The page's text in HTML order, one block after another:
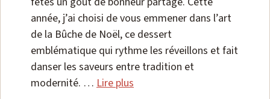
année, j’ai choisi de vous emmener dans l’art
de la Bûche de Noël, ce dessert
emblématique qui rythme les réveillons et fait
danser les saveurs entre tradition et
modernité. … Lire plus